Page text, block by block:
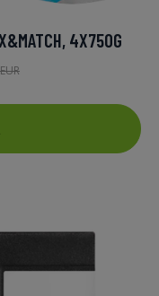
4X750G